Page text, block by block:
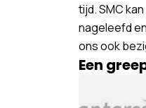
tijd. SMC
nageleefd
ons ook
Een